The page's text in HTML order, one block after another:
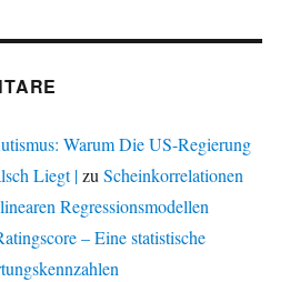
Warum Die US-Regierung
Liegt |zuScheinkorrelationen
Regressionsmodellen
– Eine statistische